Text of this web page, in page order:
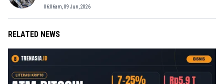
06:06am, 09 Jun, 2026
RELATED NEWS